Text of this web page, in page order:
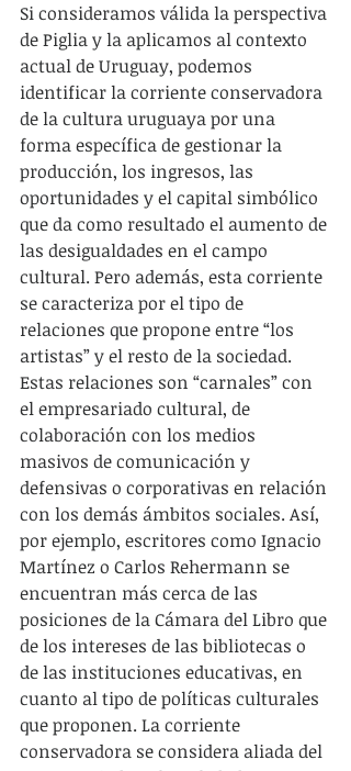
Si consideramos válida la perspectiva
de Piglia y la aplicamos al contexto
actual de Uruguay, podemos
identificar la corriente conservadora
de la cultura uruguaya por una
forma específica de gestionar la
producción, los ingresos, las
oportunidades y el capital simbólico
que da como resultado el aumento de
las desigualdades en el campo
cultural. Pero además, esta corriente
se caracteriza por el tipo de
relaciones que propone entre “los
artistas” y el resto de la sociedad.
Estas relaciones son “carnales” con
el empresariado cultural, de
colaboración con los medios
masivos de comunicación y
defensivas o corporativas en relación
con los demás ámbitos sociales. Así,
por ejemplo, escritores como Ignacio
Martínez o Carlos Rehermann se
encuentran más cerca de las
posiciones de la Cámara del Libro que
de los intereses de las bibliotecas o
de las instituciones educativas, en
cuanto al tipo de políticas culturales
que proponen. La corriente
conservadora se considera aliada del